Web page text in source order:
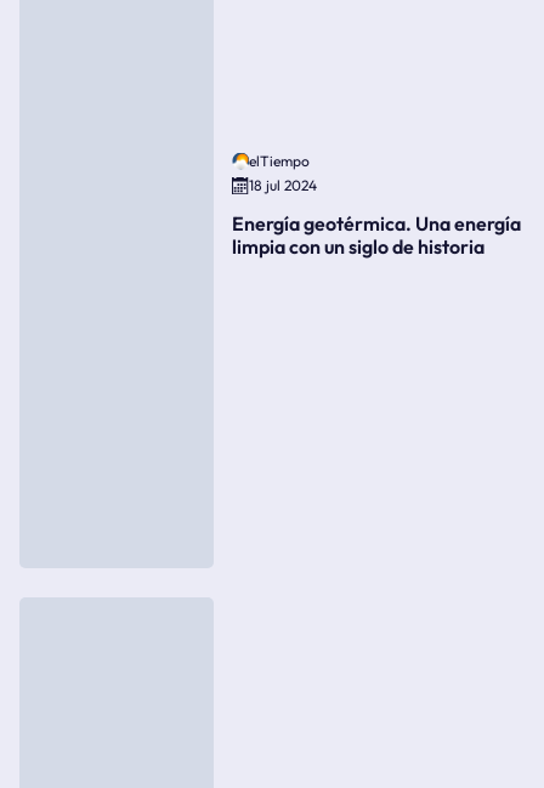
elTiempo
18 jul 2024
Energía geotérmica. Una energía
limpia con un siglo de historia